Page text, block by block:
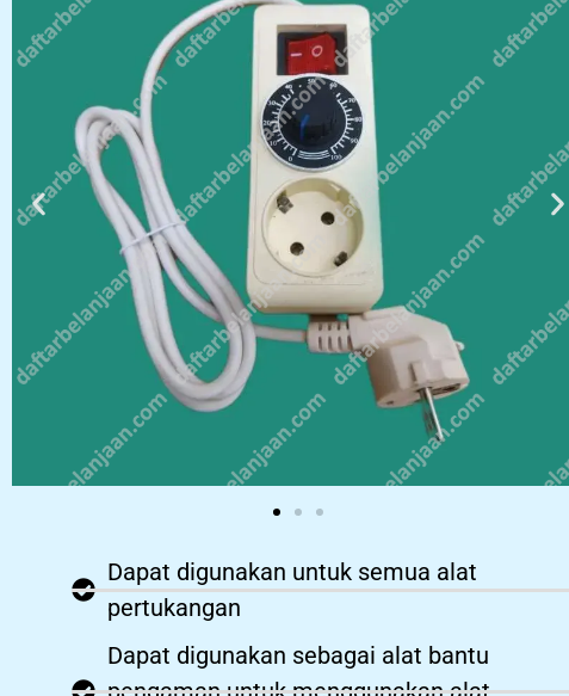
Dapat digunakan untuk semua alat
pertukangan
Dapat digunakan sebagai alat bantu